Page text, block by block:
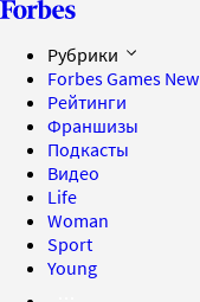
Рубрики
Forbes Games New
Рейтинги
Франшизы
Подкасты
Видео
Life
Woman
Sport
Young